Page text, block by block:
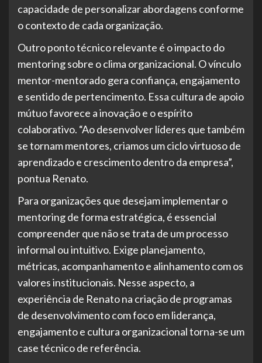
capacidade de personalizar abordagens conforme
o contexto de cada organização.
Outro ponto técnico relevante é o impacto do
mentoring sobre o clima organizacional. O vínculo
mentor-mentorado gera confiança, engajamento
e sentido de pertencimento. Essa cultura de apoio
mútuo favorece a inovação e o espírito
colaborativo. “Ao desenvolver líderes que também
se tornam mentores, criamos um ciclo virtuoso de
aprendizado e crescimento dentro da empresa”,
pontua Renato.
Para organizações que desejam implementar o
mentoring de forma estratégica, é essencial
compreender que não se trata de um processo
informal ou intuitivo. Exige planejamento,
métricas, acompanhamento e alinhamento com os
valores institucionais. Nesse aspecto, a
experiência de Renato na criação de programas
de desenvolvimento com foco em liderança,
engajamento e cultura organizacional torna-se um
case técnico de referência.